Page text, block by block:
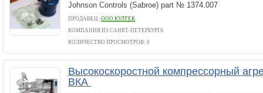
Johnson Controls (Sabroe) part № 1374.007
ПРОДАВЕЦ: ООО КУЛТЕК
КОМПАНИЯ ИЗ САНКТ-ПЕТЕРБУРГА
КОЛИЧЕСТВО ПРОСМОТРОВ: 0
Высокоскоростной компрессорный
ВКА